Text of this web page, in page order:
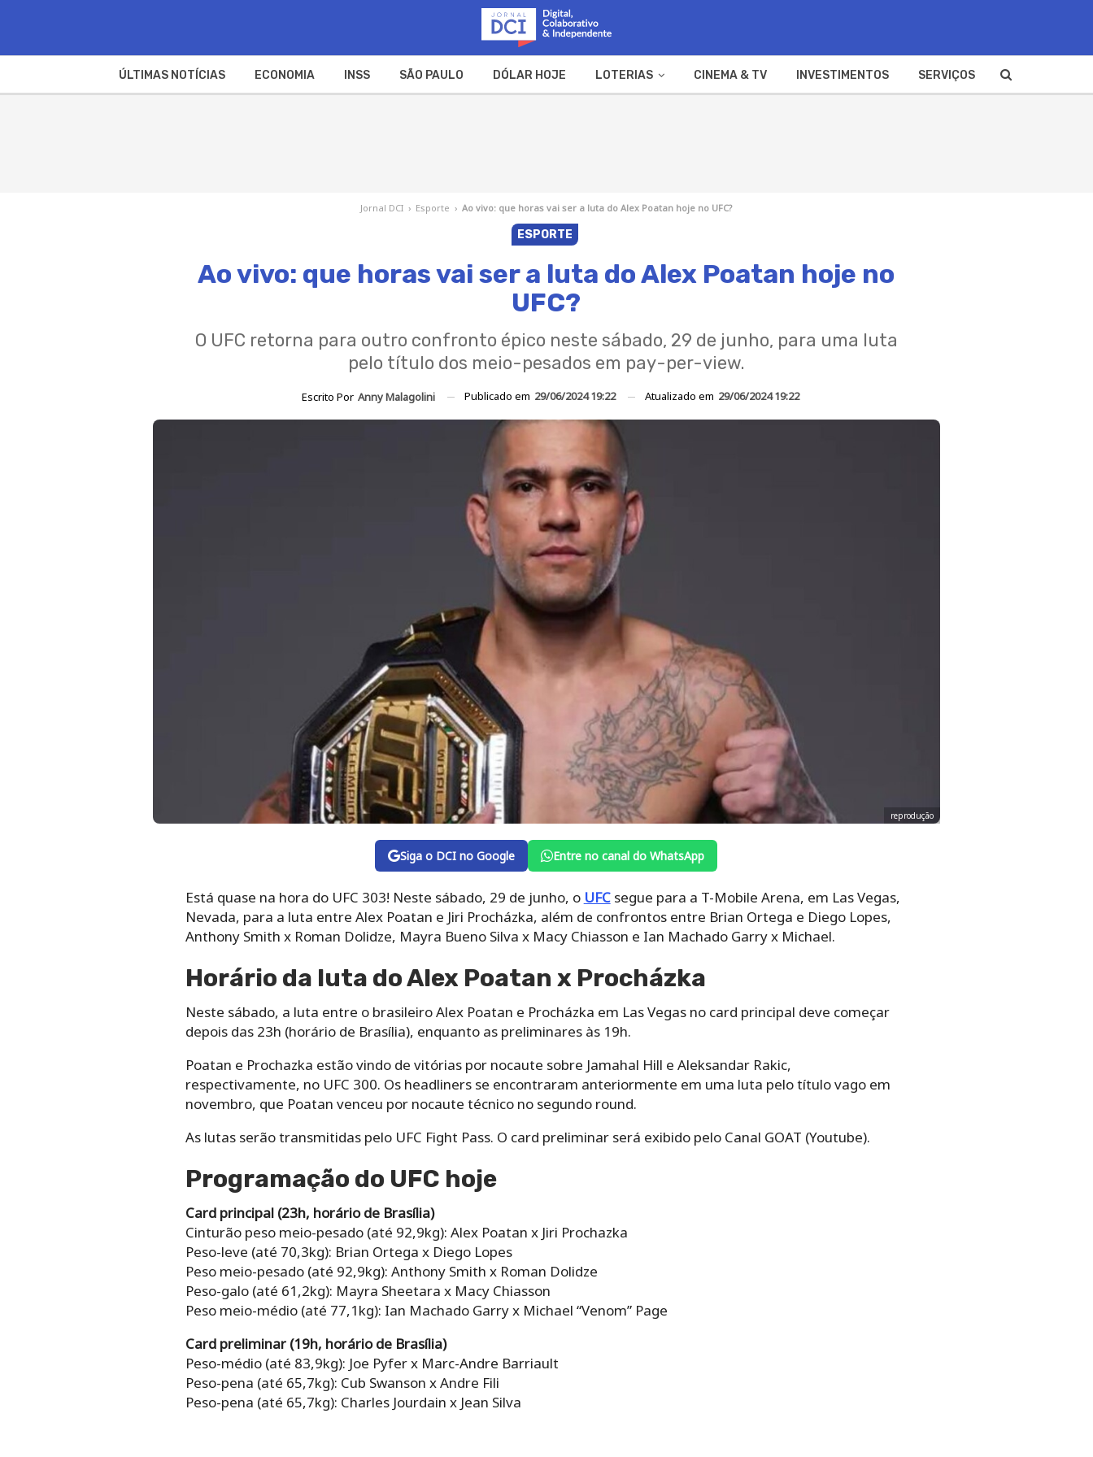
ÚLTIMAS NOTÍCIAS ECONOMIA INSS SÃO PAULO DÓLAR HOJE LOTERIAS CINEMA & TV INVESTIMENTOS SERVIÇOS
Jornal DCI › Esporte › Ao vivo: que horas vai ser a luta do Alex Poatan hoje no UFC?
ESPORTE
Ao vivo: que horas vai ser a luta do Alex Poatan hoje no
UFC?
O UFC retorna para outro confronto épico neste sábado, 29 de junho, para uma luta
pelo título dos meio-pesados ​​em pay-per-view.
Escrito Por Anny Malagolini Publicado em 29/06/2024 19:22 Atualizado em 29/06/2024 19:22
reprodução
Siga o DCI no Google Entre no canal do WhatsApp
Está quase na hora do UFC 303! Neste sábado, 29 de junho, o UFCsegue para a T-Mobile Arena, em Las Vegas,
Nevada, para a luta entre Alex Poatan e Jiri Procházka, além de confrontos entre Brian Ortega e Diego Lopes,
Anthony Smith x Roman Dolidze, Mayra Bueno Silva x Macy Chiasson e Ian Machado Garry x Michael.
Horário da luta do Alex Poatan x Procházka
Neste sábado, a luta entre o brasileiro Alex Poatan e Procházka em Las Vegas no card principal deve começar
depois das 23h (horário de Brasília), enquanto as preliminares às 19h.
Poatan e Prochazka estão vindo de vitórias por nocaute sobre Jamahal Hill e Aleksandar Rakic,
respectivamente, no UFC 300. Os headliners se encontraram anteriormente em uma luta pelo título vago em
novembro, que Poatan venceu por nocaute técnico no segundo round.
As lutas serão transmitidas pelo UFC Fight Pass. O card preliminar será exibido pelo Canal GOAT (Youtube).
Programação do UFC hoje
Card principal (23h, horário de Brasília)
Cinturão peso meio-pesado (até 92,9kg): Alex Poatan x Jiri Prochazka
Peso-leve (até 70,3kg): Brian Ortega x Diego Lopes
Peso meio-pesado (até 92,9kg): Anthony Smith x Roman Dolidze
Peso-galo (até 61,2kg): Mayra Sheetara x Macy Chiasson
Peso meio-médio (até 77,1kg): Ian Machado Garry x Michael “Venom” Page
Card preliminar (19h, horário de Brasília)
Peso-médio (até 83,9kg): Joe Pyfer x Marc-Andre Barriault
Peso-pena (até 65,7kg): Cub Swanson x Andre Fili
Peso-pena (até 65,7kg): Charles Jourdain x Jean Silva